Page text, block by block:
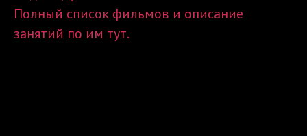
Полный список фильмов и описание
занятий по им тут.